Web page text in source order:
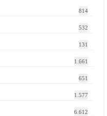
814
532
131
1.661
651
1.577
6.612